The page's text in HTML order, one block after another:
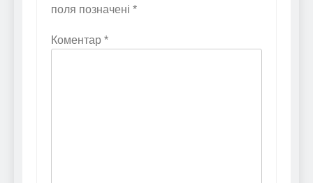
поля позначені *
Коментар *